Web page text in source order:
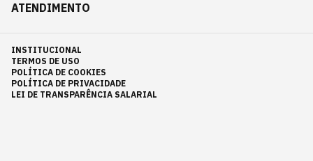
ATENDIMENTO
INSTITUCIONAL
TERMOS DE USO
POLÍTICA DE COOKIES
POLÍTICA DE PRIVACIDADE
LEI DE TRANSPARÊNCIA SALARIAL